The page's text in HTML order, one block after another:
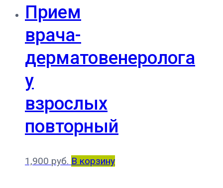
Прием
врача-
дерматовенеролога
у
взрослых
повторный
1,900 руб. В корзину